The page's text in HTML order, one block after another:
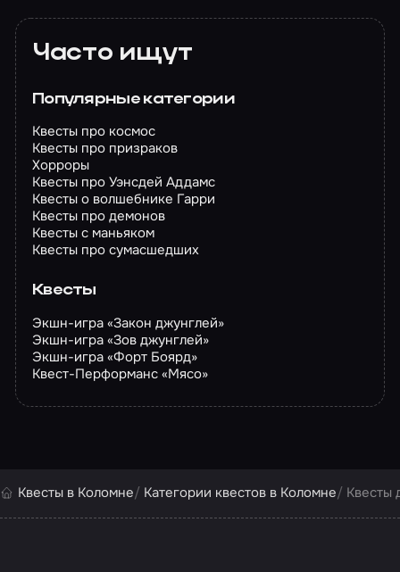
Часто ищут
Популярные категории
Квесты про космос
Квесты про призраков
Хорроры
Квесты про Уэнсдей Аддамс
Квесты о волшебнике Гарри
Квесты про демонов
Квесты с маньяком
Квесты про сумасшедших
Квесты
Экшн-игра «Закон джунглей»
Экшн-игра «Зов джунглей»
Экшн-игра «Форт Боярд»
Квест-Перформанс «Мясо»
Квесты в Коломне Категории квестов в Коломне Квесты